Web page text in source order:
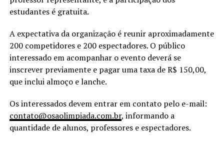
estudantes é gratuita.
A expectativa da organização é reunir aproximadamente
200 competidores e 200 espectadores. O público
interessado em acompanhar o evento deverá se
inscrever previamente e pagar uma taxa de R$ 150,00,
que inclui almoço e lanche.
Os interessados devem entrar em contato pelo e-mail:
contato@osaolimpiada.com.br, informando a
quantidade de alunos, professores e espectadores.